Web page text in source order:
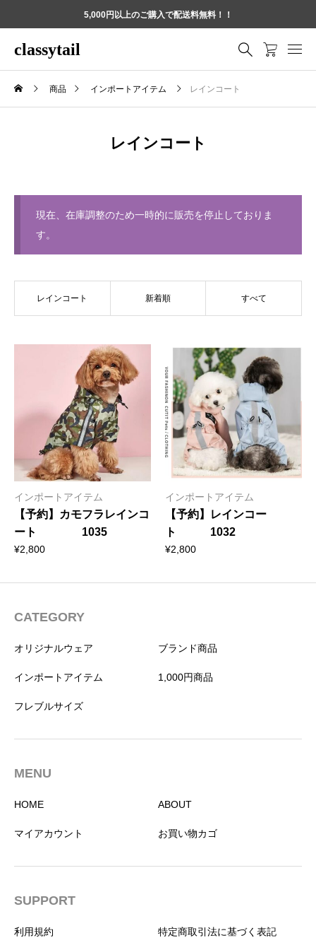
5,000円以上のご購入で配送料無料！！
classytail
商品 インポートアイテム レインコート
レインコート
現在、在庫調整のため一時的に販売を停止しておりま
す。
レインコート 新着順 すべて
インポートアイテム
【予約】カモフラレインコ
ート 1035
¥2,800
インポートアイテム
【予約】レインコー
ト 1032
¥2,800
CATEGORY
オリジナルウェア ブランド商品
インポートアイテム 1,000円商品
フレブルサイズ
MENU
HOME ABOUT
マイアカウント お買い物カゴ
SUPPORT
利用規約 特定商取引法に基づく表記